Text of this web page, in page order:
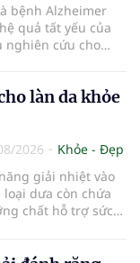
bệnh Alzheimer
quả tất yếu của
nghiên cứu cho
mỗi ngày có thể
và sống độc lập
làn da khỏe
2026
Khỏe - Đẹp
giải nhiệt vào
dưa còn chứa
chất hỗ trợ sức